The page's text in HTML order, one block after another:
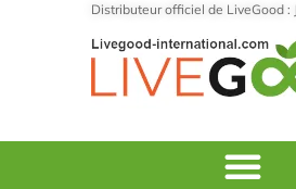
Distributeur officiel de LiveGood :